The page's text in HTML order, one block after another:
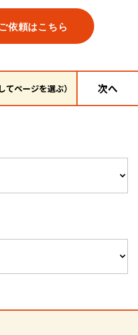
依頼はこちら
てページを選ぶ） 次へ